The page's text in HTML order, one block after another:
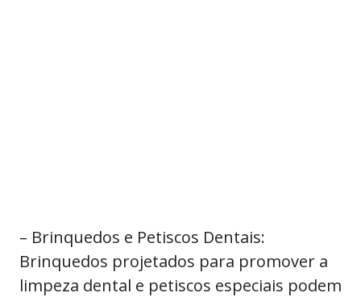
– Brinquedos e Petiscos Dentais:
Brinquedos projetados para promover a
limpeza dental e petiscos especiais podem